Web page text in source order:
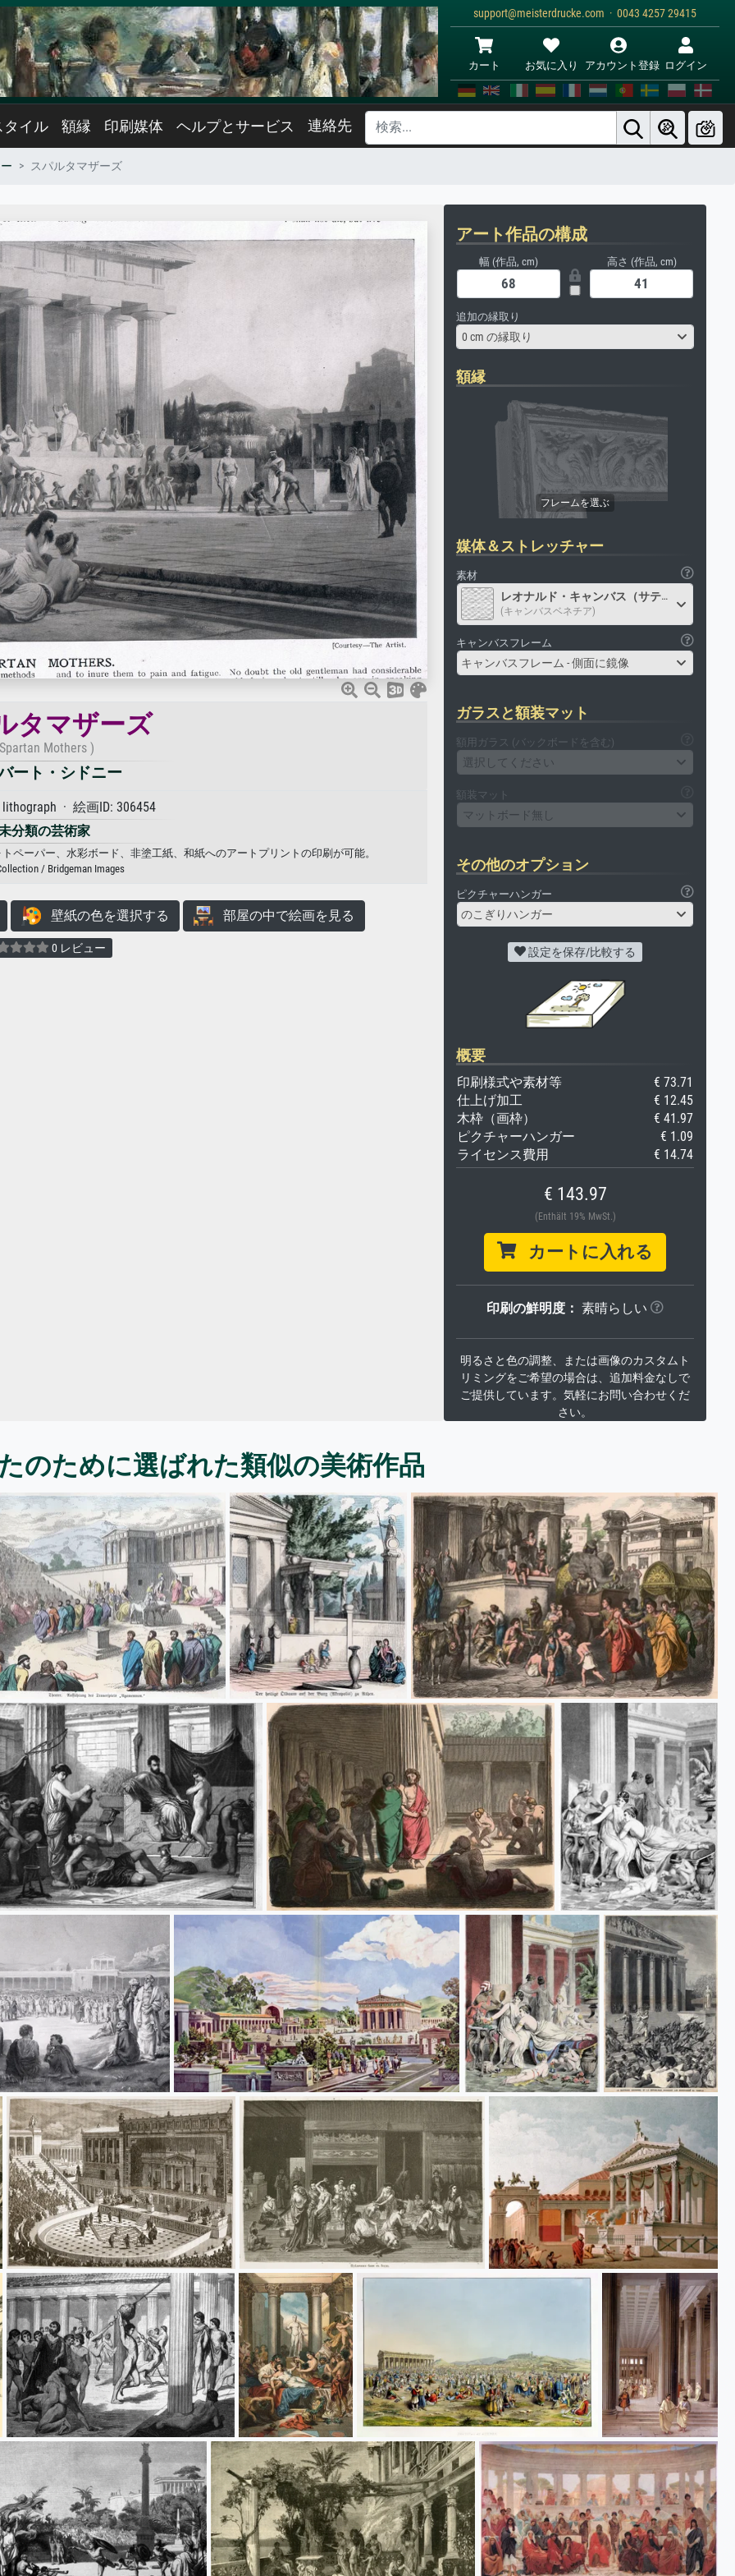
support@meisterdrucke.com · 0043 4257 29415
カート お気に入り アカウント登録 ログイン
タイル 額縁 印刷媒体 ヘルプとサービス 連絡先
スパルタマザーズ
タマザーズ
Mothers )
ート・シドニー
· 絵画ID: 306454
分類の芸術家
ペーパー、水彩ボード、非塗工紙、和紙へのアートプリントの印刷が可能。
/ Bridgeman Images
壁紙の色を選択する 部屋の中で絵画を見る
0 レビュー
アート作品の構成
幅 (作品, cm) 高さ (作品, cm)
追加の縁取り
0 cm の縁取り
額縁
媒体＆ストレッチャー
素材
レオナルド・キャンバス（サテン）
(キャンバスベネチア)
キャンバスフレーム
キャンバスフレーム - 側面に鏡像
ガラスと額装マット
額用ガラス (バックボードを含む)
選択してください
額装マット
マットボード無し
その他のオプション
ピクチャーハンガー
のこぎりハンガー
設定を保存/比較する
概要
印刷様式や素材等
€ 73.71
仕上げ加工
€ 12.45
木枠（画枠）
€ 41.97
ピクチャーハンガー
€ 1.09
ライセンス費用
€ 14.74
€ 143.97
(Enthält 19% MwSt.)
カートに入れる
印刷の鮮明度： 素晴らしい
明るさと色の調整、または画像のカスタムト
リミングをご希望の場合は、追加料金なしで
ご提供しています。気軽にお問い合わせくだ
さい。
のために選ばれた類似の美術作品